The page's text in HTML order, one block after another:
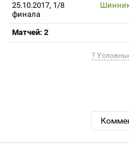
25.10.2017, 1/8
финала
Матчей: 2
?